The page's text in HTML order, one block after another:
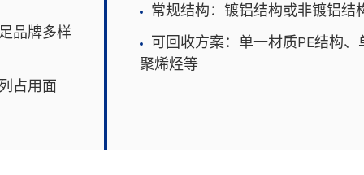
品牌多样
占用面
常规结构：镀铝结构或非镀铝结
可回收方案：单一材质PE结构、
聚烯烃等